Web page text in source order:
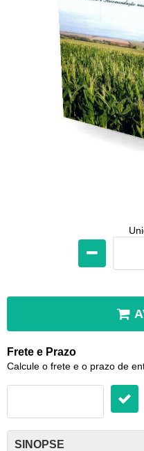
Frete e Prazo
Calcule o frete e o prazo de
SINOPSE